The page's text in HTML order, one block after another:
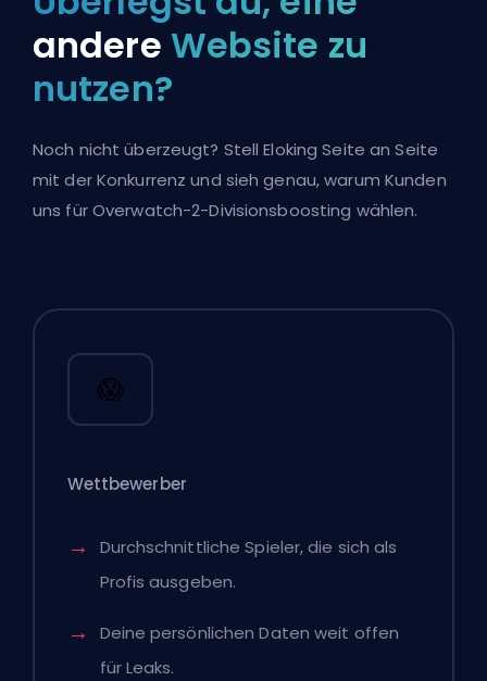
andere Website zu
nutzen?
Noch nicht überzeugt? Stell Eloking Seite an Seite
mit der Konkurrenz und sieh genau, warum Kunden
uns für Overwatch-2-Divisionsboosting wählen.
😱
Wettbewerber
Durchschnittliche Spieler, die sich als
Profis ausgeben.
Deine persönlichen Daten weit offen
für Leaks.